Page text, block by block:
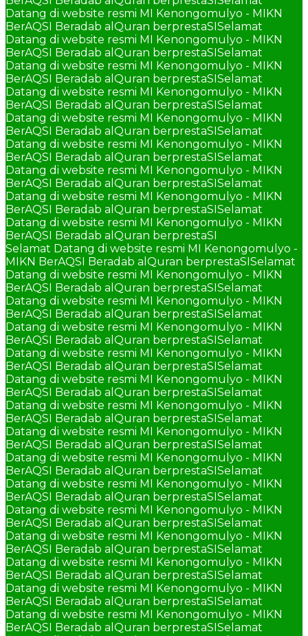
Datang di website resmi MI Kenongomulyo - MIKN
BerAQSI Beradab alQuran berprestaSISelamat
Datang di website resmi MI Kenongomulyo - MIKN
BerAQSI Beradab alQuran berprestaSISelamat
Datang di website resmi MI Kenongomulyo - MIKN
BerAQSI Beradab alQuran berprestaSISelamat
Datang di website resmi MI Kenongomulyo - MIKN
BerAQSI Beradab alQuran berprestaSISelamat
Datang di website resmi MI Kenongomulyo - MIKN
BerAQSI Beradab alQuran berprestaSISelamat
Datang di website resmi MI Kenongomulyo - MIKN
BerAQSI Beradab alQuran berprestaSISelamat
Datang di website resmi MI Kenongomulyo - MIKN
BerAQSI Beradab alQuran berprestaSISelamat
Datang di website resmi MI Kenongomulyo - MIKN
BerAQSI Beradab alQuran berprestaSISelamat
Datang di website resmi MI Kenongomulyo - MIKN
BerAQSI Beradab alQuran berprestaSI
Selamat Datang di website resmi MI Kenongomulyo -
MIKN BerAQSI Beradab alQuran berprestaSISelamat
Datang di website resmi MI Kenongomulyo - MIKN
BerAQSI Beradab alQuran berprestaSISelamat
Datang di website resmi MI Kenongomulyo - MIKN
BerAQSI Beradab alQuran berprestaSISelamat
Datang di website resmi MI Kenongomulyo - MIKN
BerAQSI Beradab alQuran berprestaSISelamat
Datang di website resmi MI Kenongomulyo - MIKN
BerAQSI Beradab alQuran berprestaSISelamat
Datang di website resmi MI Kenongomulyo - MIKN
BerAQSI Beradab alQuran berprestaSISelamat
Datang di website resmi MI Kenongomulyo - MIKN
BerAQSI Beradab alQuran berprestaSISelamat
Datang di website resmi MI Kenongomulyo - MIKN
BerAQSI Beradab alQuran berprestaSISelamat
Datang di website resmi MI Kenongomulyo - MIKN
BerAQSI Beradab alQuran berprestaSISelamat
Datang di website resmi MI Kenongomulyo - MIKN
BerAQSI Beradab alQuran berprestaSISelamat
Datang di website resmi MI Kenongomulyo - MIKN
BerAQSI Beradab alQuran berprestaSISelamat
Datang di website resmi MI Kenongomulyo - MIKN
BerAQSI Beradab alQuran berprestaSISelamat
Datang di website resmi MI Kenongomulyo - MIKN
BerAQSI Beradab alQuran berprestaSISelamat
Datang di website resmi MI Kenongomulyo - MIKN
BerAQSI Beradab alQuran berprestaSISelamat
Datang di website resmi MI Kenongomulyo - MIKN
BerAQSI Beradab alQuran berprestaSISelamat